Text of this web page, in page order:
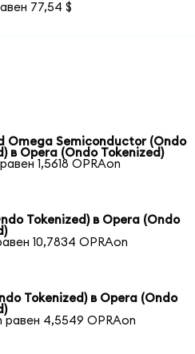
77,54 $
Omega Semiconductor (Ondo
в Opera (Ondo Tokenized)
1,5618 OPRAon
Tokenized) в Opera (Ondo
10,7834 OPRAon
Tokenized) в Opera (Ondo
равен 4,5549 OPRAon